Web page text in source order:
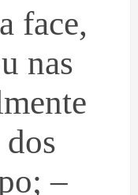
face,
nas
–